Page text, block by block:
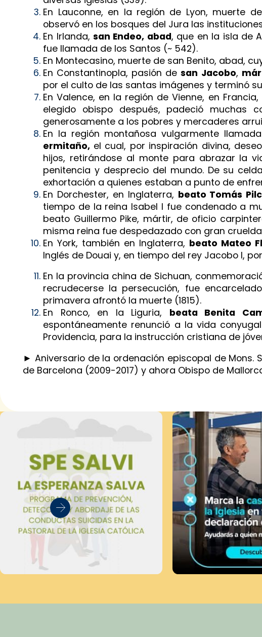
En Lauconne, en la región de Lyon, muerte
observó en los bosques del Jura las
En Irlanda, san Endeo, abad, que en la isla de
fue llamada de los Santos (~ 542).
En Montecasino, muerte de san Benito, abad,
En Constantinopla, pasión desan Jacobo,
por el culto de las santas imágenes y terminó
En Valence, en la región de Vienne, en Francia,
elegido obispo después, padeció muchas
generosamente a los pobres y mercaderes
En la región montañosa vulgarmente
ermitaño, el cual, por inspiración divina,
hijos, retirándose al monte para abrazar la
penitencia y desprecio del mundo. De su
exhortación a quienes estaban a punto de
En Dorchester, en Inglaterra, beato Tomás
tiempo de la reina Isabel I fue condenado a
beato Guillermo Pike, mártir, de oficio
misma reina fue despedazado con gran
En York, también en Inglaterra, beato Mateo
Inglés de Douai y, en tiempo del rey Jacobo I,
En la provincia china de Sichuan,
recrudecerse la persecución, fue
primavera afrontó la muerte (1815).
En Ronco, en la Liguria, beata Benita
espontáneamente renunció a la vida
Providencia, para la instrucción cristiana de
► Aniversario de la ordenación episcopal de Mons.
de Barcelona (2009-2017) y ahora Obispo de Mallorca